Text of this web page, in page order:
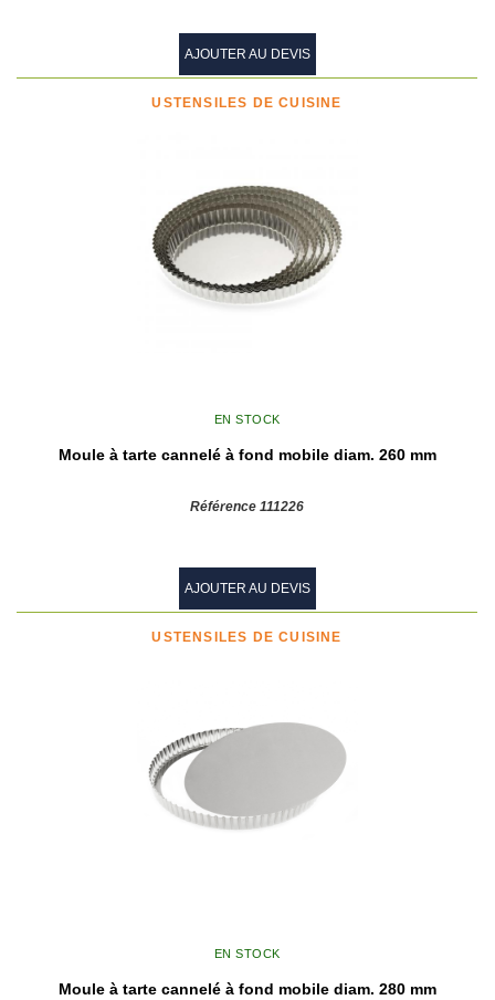
AJOUTER AU DEVIS
USTENSILES DE CUISINE
EN STOCK
Moule à tarte cannelé à fond mobile diam. 260 mm
Référence 111226
AJOUTER AU DEVIS
USTENSILES DE CUISINE
EN STOCK
Moule à tarte cannelé à fond mobile diam. 280 mm